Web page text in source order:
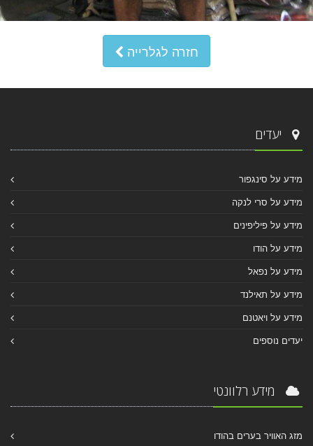
חזרה לגלרייה
יעדים
מידע על סינגפור
מידע על סרי לנקה
מידע על פיליפינים
מידע על הודו
מידע על נפאל
מידע על תאילנד
מידע על ויאטנם
יעדים נוספים
מידע רלוונטי
מזג האוויר בערים בהודו